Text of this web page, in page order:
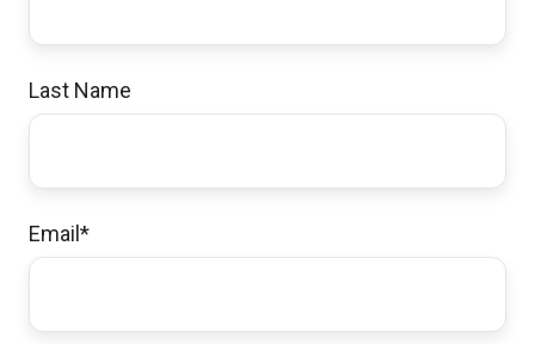
Last Name
Email *